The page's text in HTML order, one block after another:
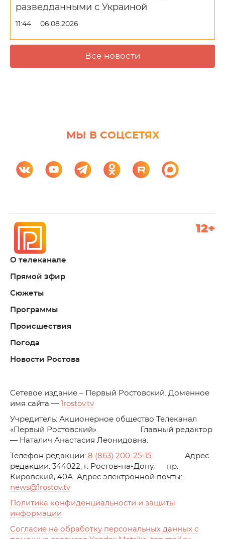
разведданными с Украиной
11:44 06.08.2026
Все новости
МЫ В СОЦСЕТЯХ
О телеканале
Прямой эфир
Сюжеты
Программы
Происшествия
Погода
Новости Ростова
12+
Cетевое издание – Первый Ростовский. Доменное
имя сайта —
1rostov.tv
Учредитель: Акционерное общество Телеканал
«Первый Ростовский». Главный редактор
— Наталич Анастасия Леонидовна.
Телефон редакции: 8 (863) 200-25-15. Адрес
редакции: 344022, г. Ростов-на-Дону, пр.
Кировский, 40А. Адрес электронной почты:
news@1rostov.tv
Политика конфиденциальности и защиты
информации
Согласие на обработку персональных данных с